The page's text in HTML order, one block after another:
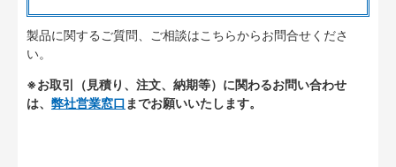
製品に関するご質問、ご相談はこちらからお問合せくださ
い。
※お取引（見積り、注文、納期等）に関わるお問い合わせ
は、 弊社営業窓口 までお願いいたします。